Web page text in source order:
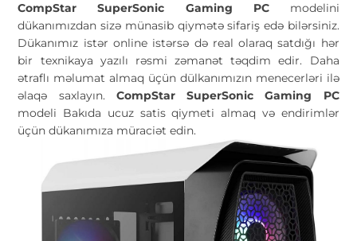
CompStar SuperSonic Gaming PCmodelini
dükanımızdan sizə münasib qiymətə sifariş edə bilərsiniz.
Dükanımız istər online istərsə də real olaraq satdığı hər
bir texnikaya yazılı rəsmi zəmanət təqdim edir. Daha
ətraflı məlumat almaq üçün dülkanımızın menecerləri ilə
əlaqə saxlayın. CompStar SuperSonic Gaming PC
modeli Bakıda ucuz satis qiymeti almaq və endirimlər
üçün dükanımıza müraciət edin.